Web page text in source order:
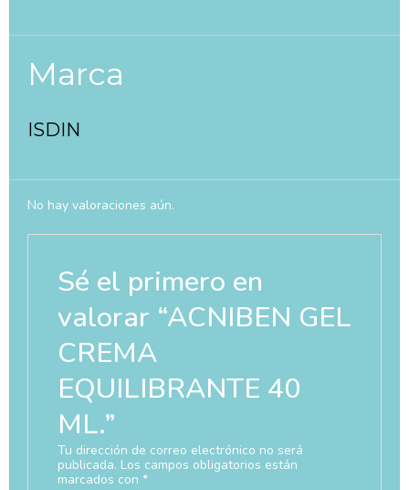
Marca
ISDIN
No hay valoraciones aún.
Sé el primero en
valorar “ACNIBEN GEL
CREMA
EQUILIBRANTE 40
ML.”
Tu dirección de correo electrónico no será
publicada. Los campos obligatorios están
marcados con *